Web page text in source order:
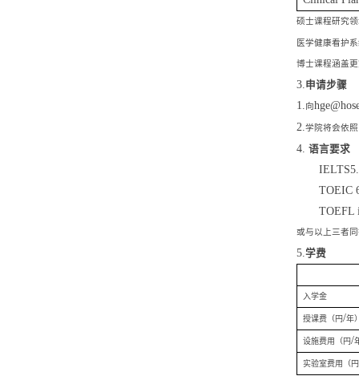
硕士课程研究
医学健康看护
博士课程涵盖
3.申请步骤
1.向
2.学院将会依
4. 语言要求
TOEIC
TOEFL
或与以上三者
5.学费
入学金
授课费（円/年
设施费用（円/
实验室费用（円